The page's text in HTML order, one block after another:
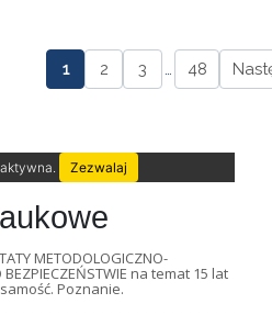
1 2 3 … 48
Zezwalaj
METODOLOGICZNO-
BEZPIECZEŃSTWIE na temat 15 lat
Poznanie.